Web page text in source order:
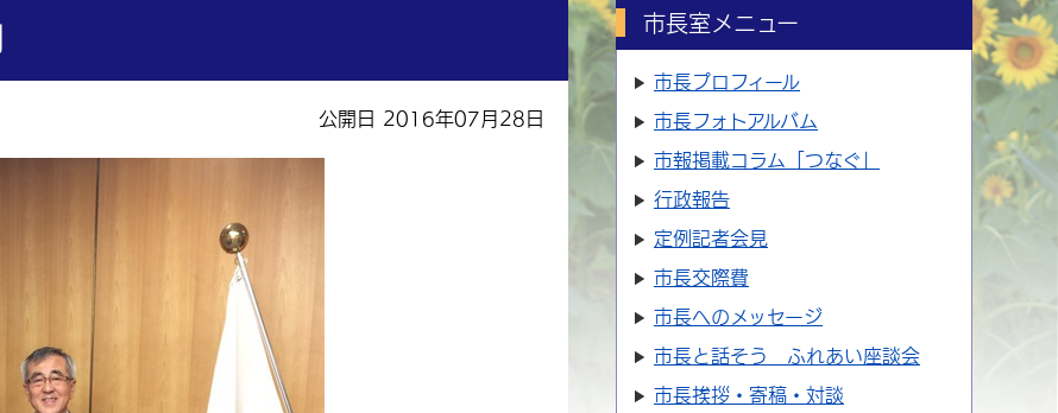
公開日 2016年07月28日
市長室メニュー
市長プロフィール
市長フォトアルバム
市報掲載コラム「つなぐ」
行政報告
定例記者会見
市長交際費
市長へのメッセージ
市長と話そう ふれあい座談会
市長挨拶・寄稿・対談